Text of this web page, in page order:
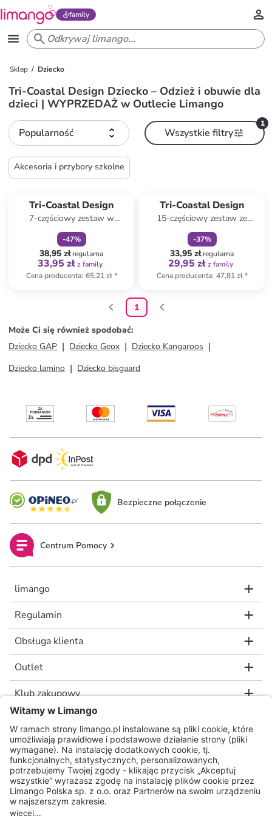
family
Sklep Dziecko
Tri-Coastal Design Dziecko – Odzież i obuwie dla
dzieci | WYPRZEDAŻ w Outlecie Limango
Popularność
1
Wszystkie filtry
Akcesoria i przybory szkolne
Tri-Coastal Design
7-częściowy zestaw w
różnych kolorach
-47%
38,95 złregularna
33,95 zł z family
Cena producenta: 65,21 zł*
Tri-Coastal Design
15-częściowy zestaw ze
wzorem
-37%
33,95 złregularna
29,95 zł z family
Cena producenta: 47,81 zł*
1
Może Ci się również spodobać:
Dziecko GAP
Dziecko Geox
Dziecko Kangaroos
Dziecko lamino
Dziecko bisgaard
Bezpieczne połączenie
Centrum Pomocy
limango
Regulamin
Obsługa klienta
Outlet
Klub zakupowy